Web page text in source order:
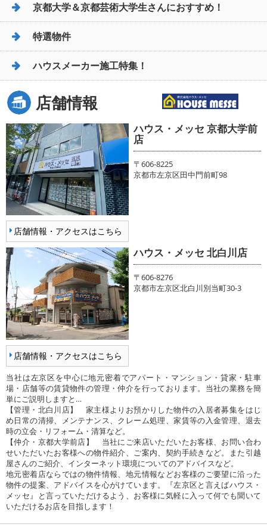
京都大学＆京都芸術大学生さんにおすすめ！
特選物件
ハウスメーカー施工特集！
店舗情報
店舗情報・アクセスはこちら
ハウス・メッセ 京都大学前
店
〒606-8225
京都市左京区田中門前町98
店舗情報・アクセスはこちら
ハウス・メッセ 北白川店
〒606-8276
京都市左京区北白川別当町30-3
当社は左京区を中心に地元密着でアパート・マンション・貸家・駐車
場・店舗等の賃貸物件の管理・仲介を行っております。当社の業務を簡
単にご説明しますと…
【管理・北白川店】 家主様よりお預かりした物件の入居者募集をはじ
め日常の清掃、メンテナンス、クレーム処理、家賃等の入金管理、退去
時の立会・リフォーム・清算など。
【仲介・京都大学前店】 当社にご来店いただいたお客様、お問い合わ
せいただいたお客様への物件紹介、ご案内、契約手続きなど。また引越
屋さんのご紹介、インターネット環境についてのアドバイスなど。
地元密着店ならではの物件情報、地元情報などお客様のご要望に沿った
物件の提案、アドバイスを心がけています。『左京区と言えばハウス・
メッセ』と言っていただけるよう、お客様に気軽に入って何でも聞いて
いただけるお店を目指します！